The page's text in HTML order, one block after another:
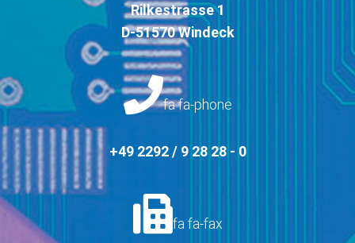
Rilkestrasse 1
D-51570 Windeck
fa fa-phone
+49 2292 / 9 28 28 - 0
fa fa-fax